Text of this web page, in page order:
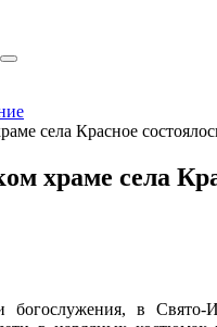
села Красное
храме села
в Свято-